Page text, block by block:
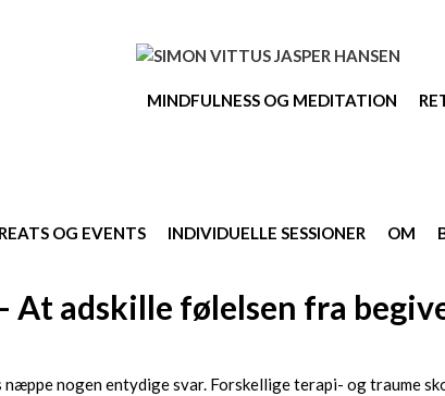
MINDFULNESS OG MEDITATION
OG EVENTS INDIVIDUELLE SESSIONER OM
At adskille følelsen fra
nogen entydige svar. Forskellige terapi- og traume